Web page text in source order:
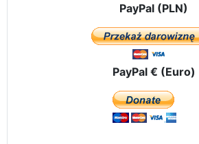
PayPal (PLN)
PayPal € (Euro)